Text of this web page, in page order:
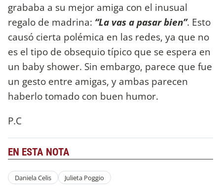
grababa a su mejor amiga con el inusual
regalo de madrina: “La vas a pasar bien”. Esto
causó cierta polémica en las redes, ya que no
es el tipo de obsequio típico que se espera en
un baby shower. Sin embargo, parece que fue
un gesto entre amigas, y ambas parecen
haberlo tomado con buen humor.
P.C
EN ESTA NOTA
Daniela Celis Julieta Poggio